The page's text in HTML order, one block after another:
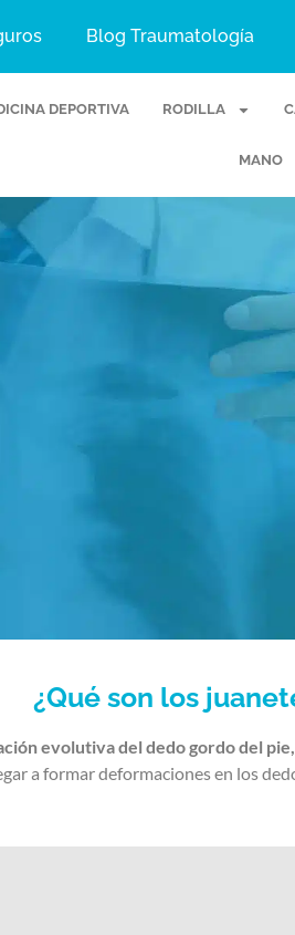
Blog Traumatología
DEPORTIVA RODILLA
MANO
¿Qué son los
evolutiva del dedo gordo del
a formar deformaciones en los